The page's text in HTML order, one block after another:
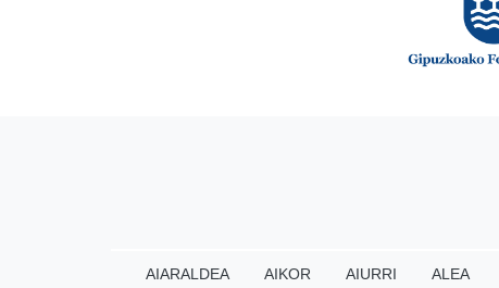
AIARALDEA AIKOR AIURRI ALEA